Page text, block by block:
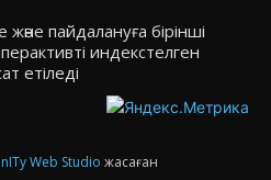
пайдалануға бірінші
индекстелген
етіледі
Web Studio жасаған